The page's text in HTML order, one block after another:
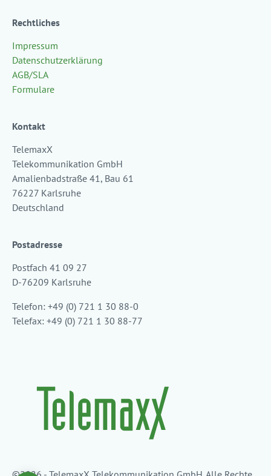
Rechtliches
Impressum
Datenschutzerklärung
AGB/SLA
Formulare
Kontakt
TelemaxX
Telekommunikation GmbH
Amalienbadstraße 41, Bau 61
76227 Karlsruhe
Deutschland
Postadresse
Postfach 41 09 27
D-76209 Karlsruhe
Telefon: +49 (0) 721 1 30 88-0
Telefax: +49 (0) 721 1 30 88-77